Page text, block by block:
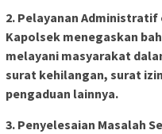
2. Pelayanan
Kapolsek menegaskan
melayani masyarakat
surat kehilangan, surat
pengaduan lainnya.
3. Penyelesaian Masalah